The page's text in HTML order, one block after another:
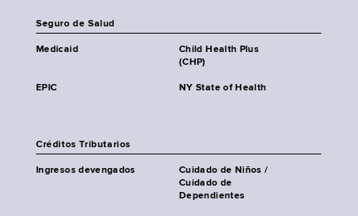
Seguro de Salud
Medicaid
Child Health Plus
(CHP)
EPIC NY State of Health
Créditos Tributarios
Ingresos devengados
Cuidado de Niños /
Cuidado de
Dependientes